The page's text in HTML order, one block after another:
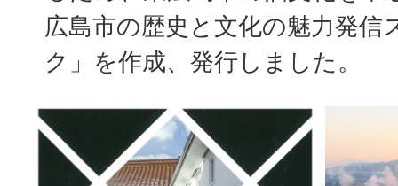
広島市の歴史と文化の魅力発信
ク」を作成、発行しました。